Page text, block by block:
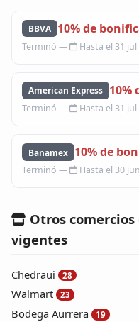
BBVA 10% de
Hasta el 31 jul
American Express 10%
Hasta el 31 jul
Banamex 10% de
Hasta el 30
Otros
vigentes
Chedraui 28
Walmart 23
Bodega Aurrera 19